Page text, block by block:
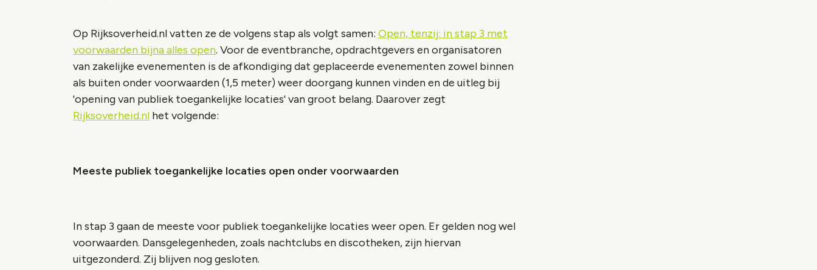
Op Rijksoverheid.nl vatten ze de volgens stap als volgt samen: Open, tenzij: in stap 3 met
voorwaarden bijna alles open. Voor de eventbranche, opdrachtgevers en organisatoren
van zakelijke evenementen is de afkondiging dat geplaceerde evenementen zowel binnen
als buiten onder voorwaarden (1,5 meter) weer doorgang kunnen vinden en de uitleg bij
'opening van publiek toegankelijke locaties' van groot belang. Daarover zegt
Rijksoverheid.nl het volgende:
Meeste publiek toegankelijke locaties open onder voorwaarden
In stap 3 gaan de meeste voor publiek toegankelijke locaties weer open. Er gelden nog wel
voorwaarden. Dansgelegenheden, zoals nachtclubs en discotheken, zijn hiervan
uitgezonderd. Zij blijven nog gesloten.